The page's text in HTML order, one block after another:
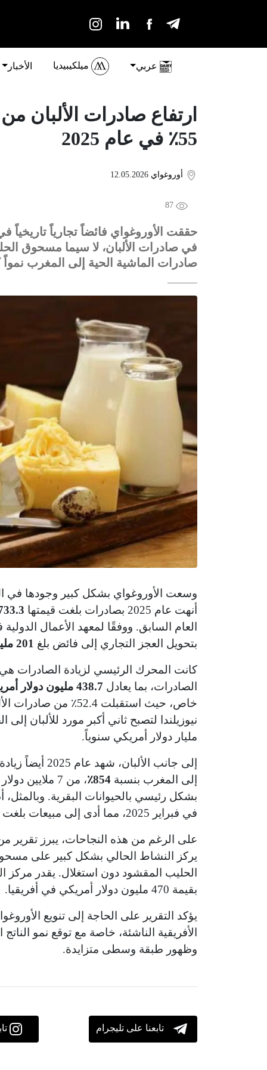
عربي ميلكيبيديا الأخبار
ارتفاع صادرات الألبان
55٪ في عام 2025
أوروغواي 12.05.2026
87
في صادرات الألبان، لا سيما مسحوق
صادرات الماشية الحية إلى المغرب نمواً
وسعت الأوروغواي بشكل كبير وجودها في
أنهت عام 2025 بصادرات بلغت قيمتها
733.3 مليون دولار
العام السابق. ووفقًا لمعهد الأعمال
بتحويل العجز التجاري إلى فائض بلغ 201 مليون دولار أمريكي
الصادرات، بما يعادل 438.7 مليون دولار أمريكي
خاص، حيث استقبلت
مليار دولار أمريكي سنوياً.
إلى جانب
إلى المغرب بنسبة 854٪
بشكل رئيسي بالحيوانات البقرية.
في فبراير 2025، مما أدى إلى مبيعات بلغت 55.9 مليون دولار أمريكي.
يركز النشاط الحالي بشكل كبير على
الحليب المقشود دون استغلال. يقدر مركز
بقيمة 470 مليون دولار أمريكي في أفريقيا.
يؤكد التقرير على الحاجة إلى تنويع
وظهور طبقة وسطى متزايدة.
تابعنا على تليجرام